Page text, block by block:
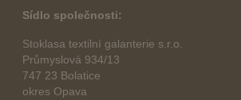
Sídlo společnosti:
Stoklasa textilní galanterie s.r.o.
Průmyslová 934/13
747 23 Bolatice
okres Opava